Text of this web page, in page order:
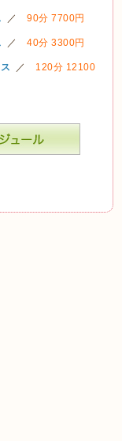
／90分 7700円
／40分 3300円
／ 120分 12100